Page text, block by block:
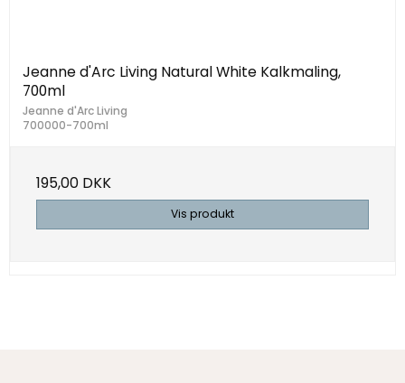
Jeanne d'Arc Living Natural White Kalkmaling,
700ml
Jeanne d'Arc Living
700000-700ml
195,00 DKK
Vis produkt